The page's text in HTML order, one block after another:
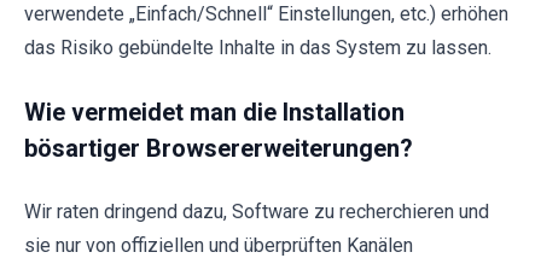
verwendete „Einfach/Schnell“ Einstellungen, etc.) erhöhen
das Risiko gebündelte Inhalte in das System zu lassen.
Wie vermeidet man die Installation
bösartiger Browsererweiterungen?
Wir raten dringend dazu, Software zu recherchieren und
sie nur von offiziellen und überprüften Kanälen